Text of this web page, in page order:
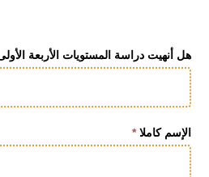
Turkce
c1
هل أنهيت دراسة المستويات الأربعة
الإسم كاملا*